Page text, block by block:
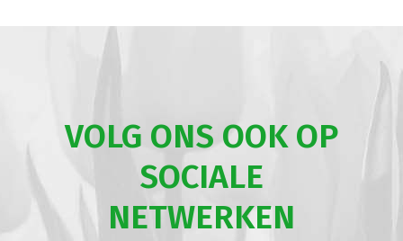
VOLG ONS OOK OP
SOCIALE
NETWERKEN